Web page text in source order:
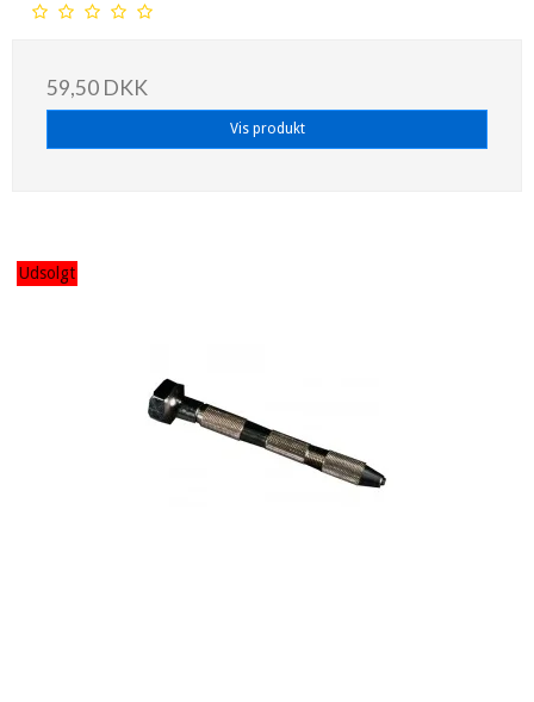
59,50 DKK
Vis produkt
Udsolgt